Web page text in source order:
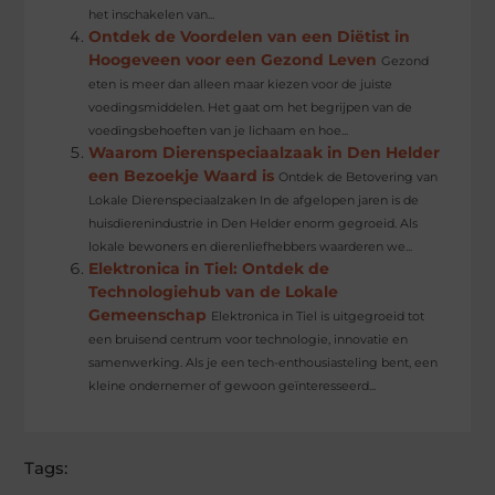
het inschakelen van...
Ontdek de Voordelen van een Diëtist in
Hoogeveen voor een Gezond Leven Gezond
eten is meer dan alleen maar kiezen voor de juiste
voedingsmiddelen. Het gaat om het begrijpen van de
voedingsbehoeften van je lichaam en hoe...
Waarom Dierenspeciaalzaak in Den Helder
een Bezoekje Waard is Ontdek de Betovering van
Lokale Dierenspeciaalzaken In de afgelopen jaren is de
huisdierenindustrie in Den Helder enorm gegroeid. Als
lokale bewoners en dierenliefhebbers waarderen we...
Elektronica in Tiel: Ontdek de
Technologiehub van de Lokale
Gemeenschap Elektronica in Tiel is uitgegroeid tot
een bruisend centrum voor technologie, innovatie en
samenwerking. Als je een tech-enthousiasteling bent, een
kleine ondernemer of gewoon geïnteresseerd...
Tags: